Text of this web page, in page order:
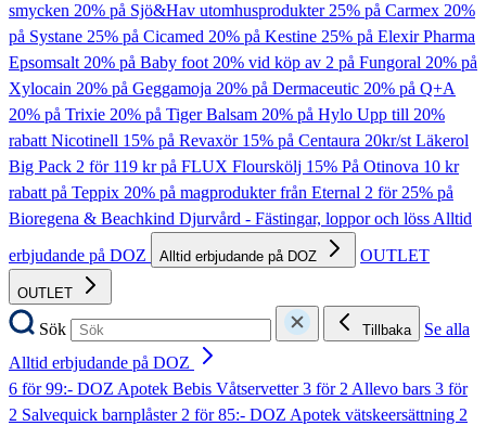
smycken 20% på Sjö&Hav utomhusprodukter25% på Carmex 20%
på Systane 25% på Cicamed 20% på Kestine 25% på Elexir Pharma
Epsomsalt20% på Baby foot20% vid köp av 2 på Fungoral 20% på
Xylocain 20% på Geggamoja 20% på Dermaceutic 20% på Q+A
20% på Trixie 20% på Tiger Balsam 20% på Hylo Upp till 20%
rabatt Nicotinell 15% på Revaxör 15% på Centaura 20kr/st Läkerol
Big Pack 2 för 119 kr på FLUX Flourskölj 15% På Otinova 10 kr
rabatt på Teppix 20% på magprodukter från Eternal 2 för 25% på
Bioregena & Beachkind Djurvård - Fästingar, loppor och lössAlltid
erbjudande på DOZ
Alltid erbjudande på DOZ OUTLET
OUTLET
Sök Tillbaka
Se alla
Alltid erbjudande på DOZ
6 för 99:- DOZ Apotek Bebis Våtservetter3 för 2 Allevo bars 3 för
2 Salvequick barnplåster2 för 85:- DOZ Apotek vätskeersättning 2